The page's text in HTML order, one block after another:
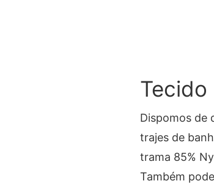
Tecido
Dispomos de
trajes de
trama 85%
Também